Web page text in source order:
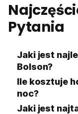
Pytania
Jaki jest
Bolson?
Ile kosztuje
noc?
Jaki jest